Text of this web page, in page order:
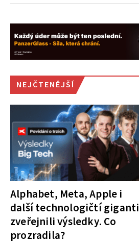
NEJČTENĚJŠÍ
Alphabet, Meta, Apple i
další technologičtí giganti
zveřejnili výsledky. Co
prozradila?